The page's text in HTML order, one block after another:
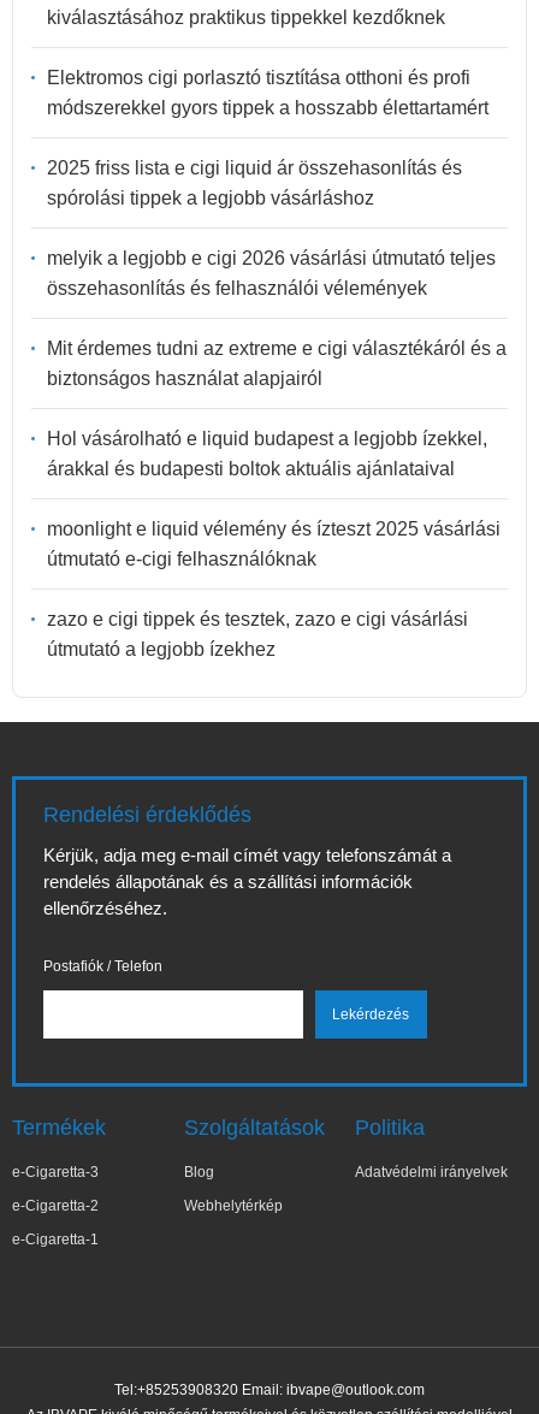
kiválasztásához praktikus tippekkel kezdőknek
Elektromos cigi porlasztó tisztítása otthoni és profi
módszerekkel gyors tippek a hosszabb élettartamért
2025 friss lista e cigi liquid ár összehasonlítás és
spórolási tippek a legjobb vásárláshoz
melyik a legjobb e cigi 2026 vásárlási útmutató teljes
összehasonlítás és felhasználói vélemények
Mit érdemes tudni az extreme e cigi választékáról és a
biztonságos használat alapjairól
Hol vásárolható e liquid budapest a legjobb ízekkel,
árakkal és budapesti boltok aktuális ajánlataival
moonlight e liquid vélemény és ízteszt 2025 vásárlási
útmutató e-cigi felhasználóknak
zazo e cigi tippek és tesztek, zazo e cigi vásárlási
útmutató a legjobb ízekhez
Rendelési érdeklődés
Kérjük, adja meg e-mail címét vagy telefonszámát a
rendelés állapotának és a szállítási információk
ellenőrzéséhez.
Postafiók / Telefon
Termékek
e-Cigaretta-3
e-Cigaretta-2
e-Cigaretta-1
Szolgáltatások
Blog
Webhelytérkép
Politika
Adatvédelmi irányelvek
Tel:+85253908320 Email: ibvape@outlook.com